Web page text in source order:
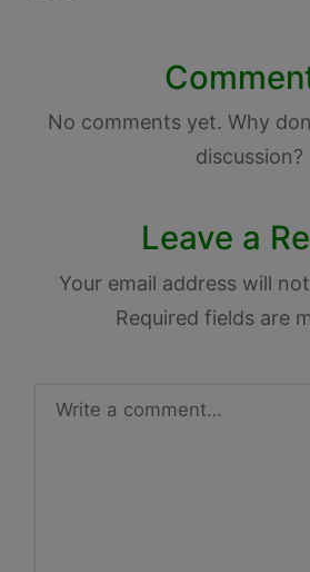
No comments yet. Why
discussion?
Leave a
Your email address will
Required fields are